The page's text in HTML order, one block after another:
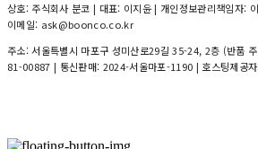
상호: 주식회사 분코 | 대표: 이지윤 | 개인정보관리책임자:
이메일: ask@boonco.co.kr
주소: 서울특별시 마포구 성미산로29길 35-24, 2층 (반품
81-00887 | 통신판매: 2024-서울마포-1190 | 호스팅제공